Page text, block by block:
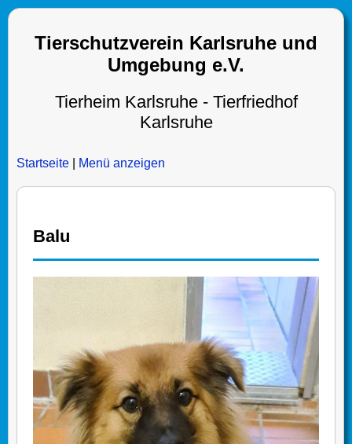
Tierschutzverein Karlsruhe und
Umgebung e.V.
Tierheim Karlsruhe - Tierfriedhof
Karlsruhe
Startseite Menü anzeigen
Balu